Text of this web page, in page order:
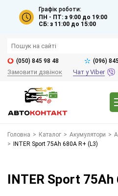
Графік роботи:
ПН - ПТ: з 9:00 до 19:00
СБ: з 11:00 до 15:00
(050) 845 98 48 (096)
Замовити дзвінок Чат у Viber
Головна > Каталог > Акумулятори >
>
INTER Sport 75Ah 680A R+ (L3)
INTER Sport 75Ah